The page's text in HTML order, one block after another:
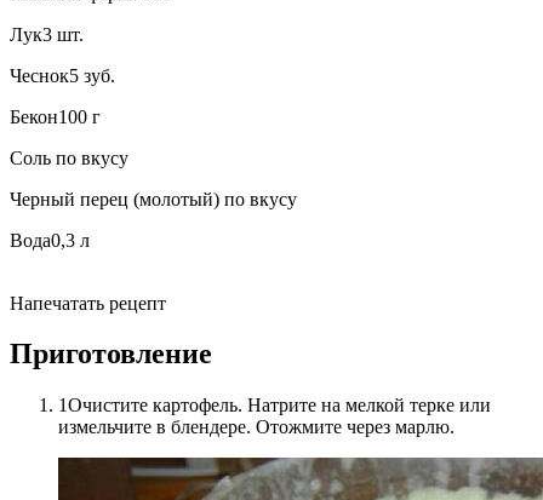
Лук3 шт.
Чеснок5 зуб.
Бекон100 г
Соль по вкусу
Черный перец (молотый) по вкусу
Вода0,3 л
Напечатать рецепт
Приготовление
1Очистите картофель. Натрите на мелкой терке или
измельчите в блендере. Отожмите через марлю.